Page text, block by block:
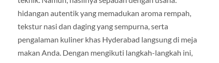
hidangan autentik yang memadukan aroma rempah,
tekstur nasi dan daging yang sempurna, serta
pengalaman kuliner khas Hyderabad langsung di meja
makan Anda. Dengan mengikuti langkah-langkah ini,